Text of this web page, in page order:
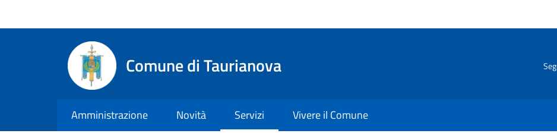
Comune di Taurianova
Amministrazione Novità Servizi Vivere il Comune